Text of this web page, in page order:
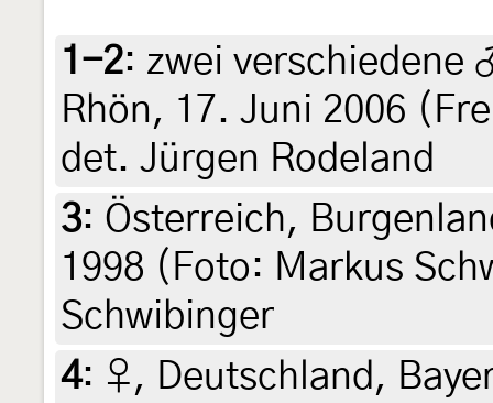
1-2: zwei verschiedene
Rhön, 17. Juni 2006
det. Jürgen Rodeland
3: Österreich,
1998 (Foto: Markus
Schwibinger
4: ♀, Deutschland,